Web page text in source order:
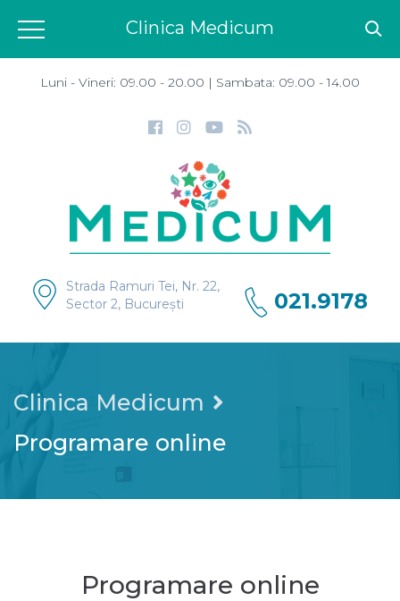
Luni - Vineri: 09.00 - 20.00 | Sambata: 09.00 - 14.00
Strada Ramuri Tei, Nr. 22,
Sector 2, București
021.9178
Clinica Medicum
Programare online
Programare online
Clinica Medicum